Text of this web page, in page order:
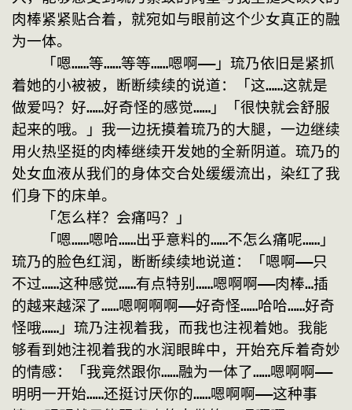
肉棒紧紧贴合着，就宛如与眼前这个少女真正的融
为一体。
「嗯……等……等等……嗯啊——」琉乃依旧是紧抓
着她的小被被，断断续续的说道：「这……这就是
做爱吗？好……好奇怪的感觉……」「很快就会舒服
起来的哦。」我一边抚摸着琉乃的大腿，一边继续
用火热坚挺的肉棒继续开发她的全新阴道。琉乃的
处女血液从我们的身体交合处缓缓流出，染红了我
们身下的床单。
「怎么样？会痛吗？」
「嗯……嗯哈……出乎意料的……不怎么痛呢……」
琉乃的脸色红润，断断续续地说道：「嗯啊——只
不过……这种感觉……有点特别……嗯啊啊——肉棒…插
的越来越深了……嗯啊啊啊——好奇怪……哈哈……好奇
怪哦……」琉乃注视着我，而我也注视着她。我能
够看到她注视着我的水润眼眸中，开始充斥着奇妙
的情感：「我竟然跟你……融为一体了……嗯啊啊——
明明一开始……还挺讨厌你的……嗯啊啊——这种事